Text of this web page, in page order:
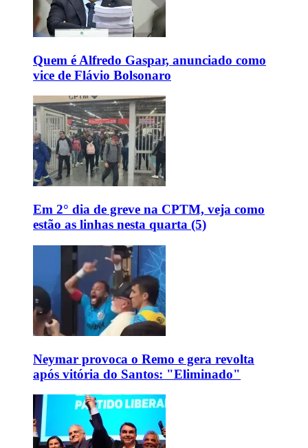
Quem é Alfredo Gaspar, anunciado como
vice de Flávio Bolsonaro
Em 2° dia de greve na CPTM, veja como
estão as linhas nesta quarta (5)
Neymar provoca o Remo e gera revolta
após vitória do Santos: "Eliminado"